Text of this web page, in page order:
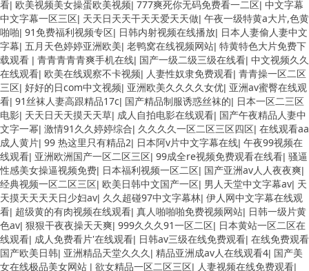
看| 欧美视频美女操蛋欧美视频| 777爽死你无码免费看一二区| 中文字幕
中文字幕一区三区| 天天日天天干天天爱天天做| 午夜一级特黄a大片,色黄
啪啪| 91免费福利视频专区| 日韩内射视频在线播放| 日本人妻偷人妻中文
字幕| 五月天色婷婷亚洲欧美| 老鸭窝在线视频网站| 特黄特色大片免费下
载观看 | 青青青青青爽手机在线| 国产一级二级三级在线看| 中文视频久久
在线观看| 欧美在线观察不卡视频| 人妻性奴隶免费观看| 青青操一区二区
三区| 好好的日com中文视频| 亚洲欧美久久久久女优| 亚洲av蜜臀在线观
看| 91丝袜人妻高跟精品17c| 国产精品制服诱惑丝袜的| 日本一区二三区
电影| 天天日天天摸天天草| 成人自拍电影在线观看| 国产午夜精品人妻中
文字一幂| 激情91久久婷婷综合| 久久久久一区二区三区四区| 在线观看aa
成人黄片| 99 热这里只有精品2| 日本阿v片中文字幕在线| 午夜99视频在
线观看| 亚洲欧洲国产一区二区三区| 99成全re视频免费观看在线看| 骚逼
性感美女操逼视频免费| 日本福利视频一区二区| 国产亚洲av人人夜夜爽|
经典视频一区二区三区| 欧美日韩中文国产一区| 男人天堂中文字幕av| 天
天摸天天天天日少妇av| 久久超碰97中文字幕林| 伊人网中文字幕在线观
看| 超级黄的有肉视频在线观看| 真人啪啪啪免费视频网站| 日韩一级片黄
色av| 狠狠干夜夜操天天爽| 999久久久91一区二区| 日本黄站一区二区在
线观看| 成人免费看片'在线观看| 日韩av三级在线免费观看| 在线免费观看
国产欧美日韩| 亚洲精品天堂久久久| 精品亚洲成av人在线观看4| 国产美
女在线极品美女网站 | 欲女精品一区二区三区| 人妻视频在线免费观看|